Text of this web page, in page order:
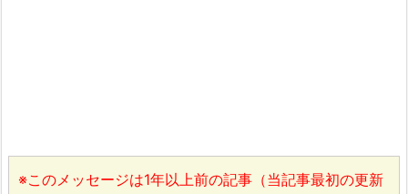
※このメッセージは1年以上前の記事（当記事最初の更新